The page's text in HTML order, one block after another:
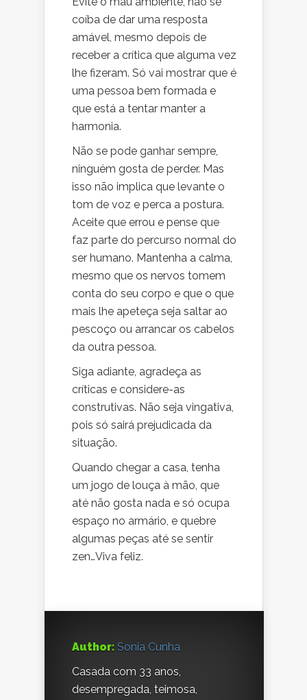
coíba de dar uma resposta
amável, mesmo depois de
receber a crítica que alguma vez
lhe fizeram. Só vai mostrar que é
uma pessoa bem formada e
que está a tentar manter a
harmonia.
Não se pode ganhar sempre,
ninguém gosta de perder. Mas
isso não implica que levante o
tom de voz e perca a postura.
Aceite que errou e pense que
faz parte do percurso normal do
ser humano. Mantenha a calma,
mesmo que os nervos tomem
conta do seu corpo e que o que
mais lhe apeteça seja saltar ao
pescoço ou arrancar os cabelos
da outra pessoa.
Siga adiante, agradeça as
críticas e considere-as
construtivas. Não seja vingativa,
pois só sairá prejudicada da
situação.
Quando chegar a casa, tenha
um jogo de louça à mão, que
até não gosta nada e só ocupa
espaço no armário, e quebre
algumas peças até se sentir
zen…Viva feliz.
Author: Sonia Cunha
Casada com 33 anos,
desempregada, teimosa,